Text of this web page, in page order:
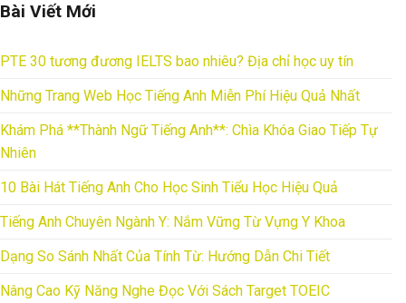
Bài Viết Mới
PTE 30 tương đương IELTS bao nhiêu? Địa chỉ học uy tín
Những Trang Web Học Tiếng Anh Miễn Phí Hiệu Quả Nhất
Khám Phá **Thành Ngữ Tiếng Anh**: Chìa Khóa Giao Tiếp Tự
Nhiên
10 Bài Hát Tiếng Anh Cho Học Sinh Tiểu Học Hiệu Quả
Tiếng Anh Chuyên Ngành Y: Nắm Vững Từ Vựng Y Khoa
Dạng So Sánh Nhất Của Tính Từ: Hướng Dẫn Chi Tiết
Nâng Cao Kỹ Năng Nghe Đọc Với Sách Target TOEIC